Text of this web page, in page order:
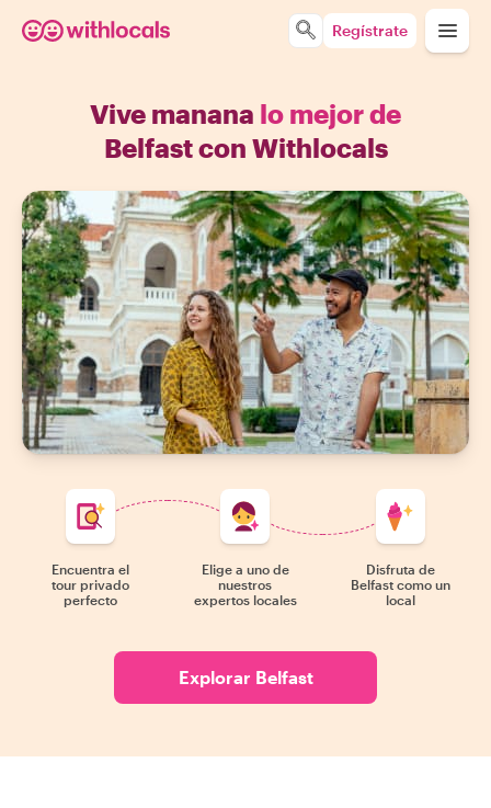
Regístrate
Vive manana lo mejor de
Belfast con Withlocals
Encuentra el
tour privado
perfecto
Elige a uno de
nuestros
expertos locales
Disfruta de
Belfast como un
local
Explorar Belfast